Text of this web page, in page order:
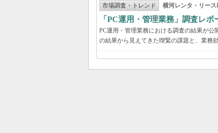
市場調査・トレンド 横河レンタ・リース
「PC運用・管理業務」調査レ
PC運用・管理業務における調査の結果が公
の結果から見えてきた喫緊の課題と、業務